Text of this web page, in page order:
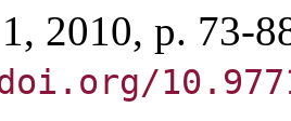
1, 2010, p. 73-